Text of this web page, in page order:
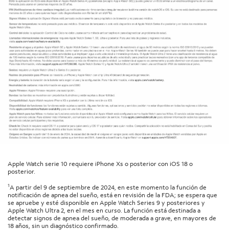
Apple Watch serie 10 requiere iPhone Xs o posterior con iOS 18 o
posterior.
1A partir del 9 de septiembre de 2024, en este momento la función de
notificación de apnea del sueño, está en revisión de la FDA; se espera que
se apruebe y esté disponible en Apple Watch Series 9 y posteriores y
Apple Watch Ultra 2, en el mes en curso. La función está destinada a
detectar signos de apnea del sueño, de moderada a grave, en mayores de
18 años, sin un diagnóstico confirmado.